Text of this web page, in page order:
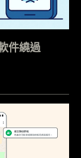
件繞過